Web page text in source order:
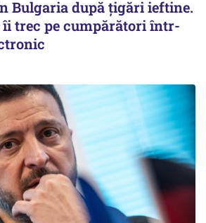
Bulgaria după țigări ieftine.
îi trec pe cumpărători într-